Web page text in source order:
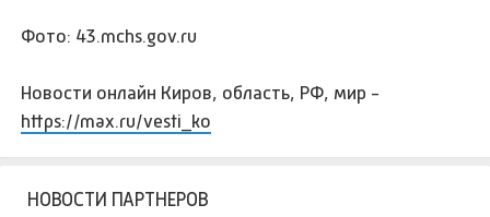
Фото: 43.mchs.gov.ru
Новости онлайн Киров, область, РФ, мир -
https://max.ru/vesti_ko
НОВОСТИ ПАРТНЕРОВ